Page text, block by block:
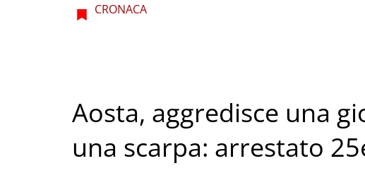
CRONACA
Aosta, aggredisce una
una scarpa: arrestato